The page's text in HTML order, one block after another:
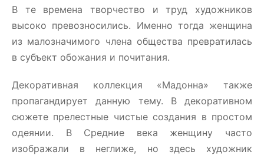
В те времена творчество и труд художников
высоко превозносились. Именно тогда женщина
из малозначимого члена общества превратилась
в субъект обожания и почитания.
Декоративная коллекция «Мадонна» также
пропагандирует данную тему. В декоративном
сюжете прелестные чистые создания в простом
одеянии. В Средние века женщину часто
изображали в неглиже, но здесь художник